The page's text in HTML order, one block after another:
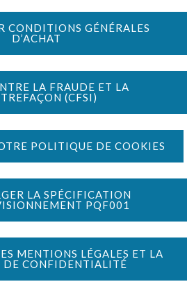
CONDITIONS GÉNÉRALES
D’ACHAT
LA FRAUDE ET LA
(CFSI)
POLITIQUE DE COOKIES
LA SPÉCIFICATION
PQF001
MENTIONS LÉGALES ET LA
DE CONFIDENTIALITÉ